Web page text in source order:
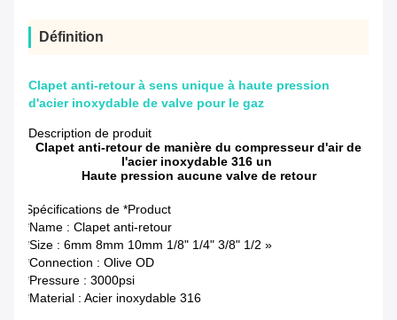
Définition
Clapet anti-retour à sens unique à haute pression
d'acier inoxydable de valve pour le gaz
Description de produit
Clapet anti-retour de manière du compresseur d'air de
l'acier inoxydable 316 un
Haute pression aucune valve de retour
Spécifications de *Product
*Name : Clapet anti-retour
*Size : 6mm 8mm 10mm 1/8" 1/4" 3/8" 1/2 »
*Connection : Olive OD
*Pressure : 3000psi
*Material : Acier inoxydable 316